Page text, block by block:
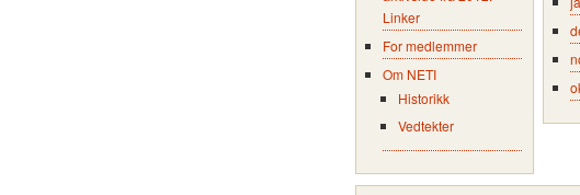
Linker
For medlemmer
Om NETI
Historikk
Vedtekter